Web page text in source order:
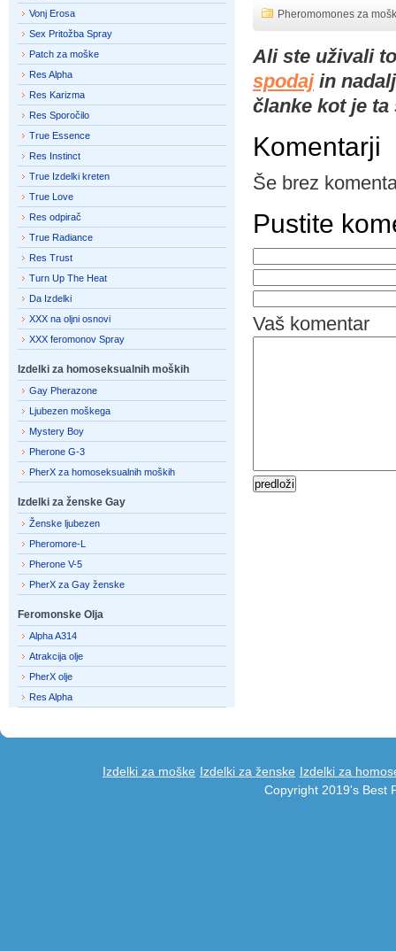
Pheromomones za
Ali ste uživali
spodajin
članke kot je
Komentarji
Še brez
Pustite
Vaš komentar
Vonj Erosa
Sex Pritožba Spray
Patch za moške
Res Alpha
Res Karizma
Res Sporočilo
True Essence
Res Instinct
True Izdelki kreten
True Love
Res odpirač
True Radiance
Res Trust
Turn Up The Heat
Da Izdelki
XXX na oljni osnovi
XXX feromonov Spray
Izdelki za homoseksualnih moških
Gay Pherazone
Ljubezen moškega
Mystery Boy
Pherone G-3
PherX za homoseksualnih moških
Izdelki za ženske Gay
Ženske ljubezen
Pheromore-L
Pherone V-5
PherX za Gay ženske
Feromonske Olja
Alpha A314
Atrakcija olje
PherX olje
Res Alpha
Izdelki za moške Izdelki za ženske Izdelki za
Copyright 2019's Best